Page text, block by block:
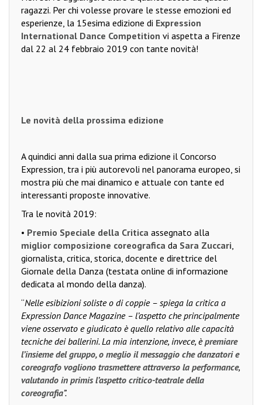
ragazzi. Per chi volesse provare le stesse emozioni ed
esperienze, la 15esima edizione di Expression
International Dance Competition vi aspetta a Firenze
dal 22 al 24 febbraio 2019 con tante novità!
Le novità della prossima edizione
A quindici anni dalla sua prima edizione il Concorso
Expression, tra i più autorevoli nel panorama europeo, si
mostra più che mai dinamico e attuale con tante ed
interessanti proposte innovative.
Tra le novità 2019:
• Premio Speciale della Critica assegnato alla
miglior composizione coreografica da Sara Zuccari,
giornalista, critica, storica, docente e direttrice del
Giornale della Danza (testata online di informazione
dedicata al mondo della danza).
“Nelle esibizioni soliste o di coppie – spiega la critica a
Expression Dance Magazine – l’aspetto che principalmente
viene osservato e giudicato è quello relativo alle capacità
tecniche dei ballerini. La mia intenzione, invece, èpremiare
l’insieme del gruppo, o meglio il messaggio che danzatori e
coreografo vogliono trasmettere attraverso la performance,
valutando in primis l’aspetto critico-teatrale della
coreografia”.